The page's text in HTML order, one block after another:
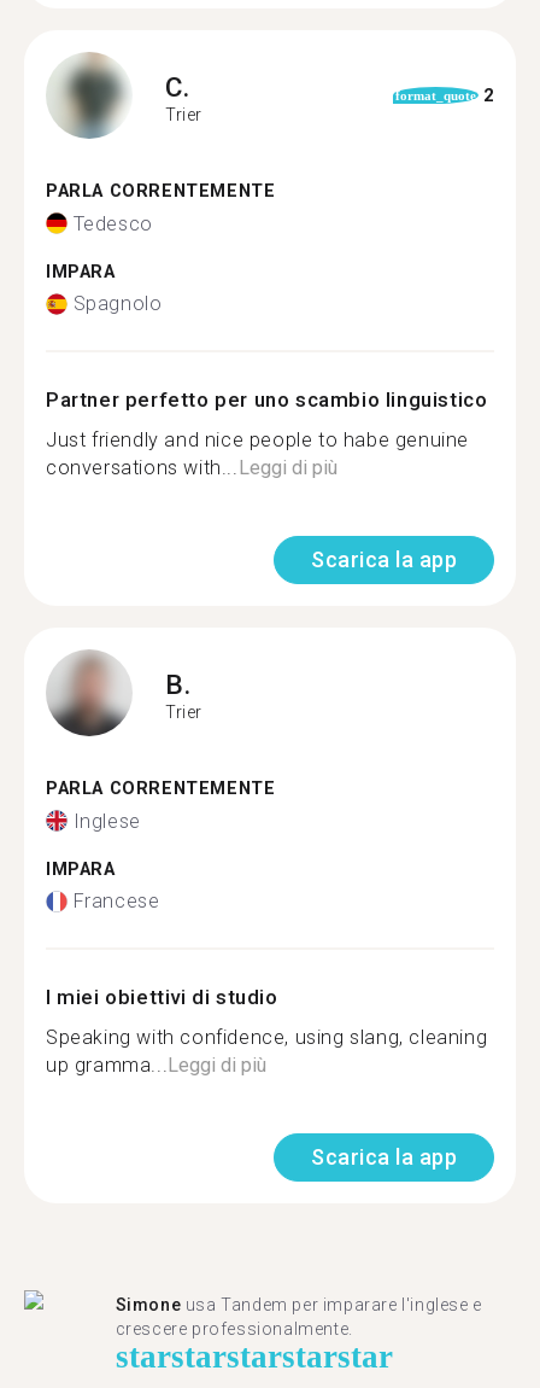
C.
Trier
format_quote 2
PARLA CORRENTEMENTE
Tedesco
IMPARA
Spagnolo
Partner perfetto per uno scambio linguistico
Just friendly and nice people to habe genuine
conversations with...Leggi di più
Scarica la app
B.
Trier
PARLA CORRENTEMENTE
Inglese
IMPARA
Francese
I miei obiettivi di studio
Speaking with confidence, using slang, cleaning
up gramma...Leggi di più
Scarica la app
Simone usa Tandem per imparare l'inglese e
crescere professionalmente.
starstarstarstarstar